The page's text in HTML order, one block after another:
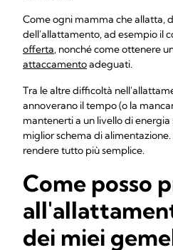
Come ogni mamma che allatta,
dell'allattamento, ad esempio il
offerta, nonché come ottenere
attaccamentoadeguati.
Tra le altre difficoltà
annoverano il tempo (o la
mantenerti a un livello di
miglior schema di
rendere tutto più semplice.
Come posso
dei miei